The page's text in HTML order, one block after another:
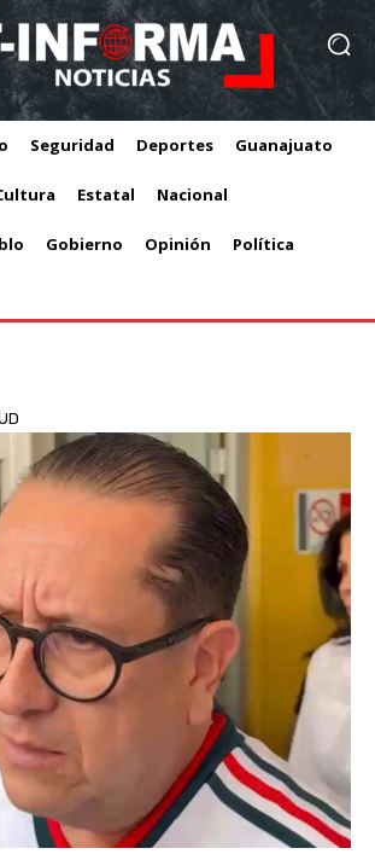
Seguridad Deportes Guanajuato
Estatal Nacional
Gobierno Opinión Política